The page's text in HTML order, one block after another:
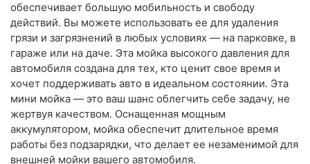
обеспечивает большую мобильность и свободу
действий. Вы можете использовать ее для удаления
грязи и загрязнений в любых условиях — на парковке, в
гараже или на даче. Эта мойка высокого давления для
автомобиля создана для тех, кто ценит свое время и
хочет поддерживать авто в идеальном состоянии. Эта
мини мойка — это ваш шанс облегчить себе задачу, не
жертвуя качеством. Оснащенная мощным
аккумулятором, мойка обеспечит длительное время
работы без подзарядки, что делает ее незаменимой для
внешней мойки вашего автомобиля.